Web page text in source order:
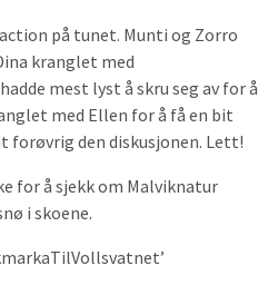
på tunet. Munti og Zorro
kranglet med
mest lyst å skru seg av for å
med Ellen for å få en bit
forøvrig den diskusjonen. Lett!
for å sjekk om Malviknatur
i skoene.